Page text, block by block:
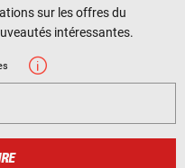
sur les offres du
intéressantes.